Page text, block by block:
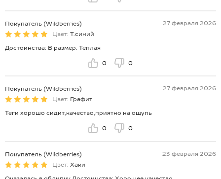
Покупатель (Wildberries)
27 февраля 2026
Цвет: Т.синий
Достоинства: В размер. Теплая
0 0
Покупатель (Wildberries)
27 февраля 2026
Цвет: Графит
Теги хорошо сидит,качество,приятно на ощупь
0 0
Покупатель (Wildberries)
23 февраля 2026
Цвет: Хаки